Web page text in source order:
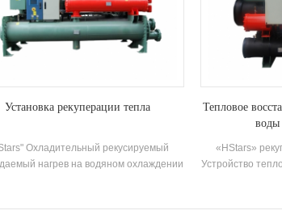
Установка рекуперации тепла
Охладительный рекусируемый
нагрев на водяном охлаждении
между паром хладагента и
Тепловое
воды
«HStars»
Устройство
Операция,